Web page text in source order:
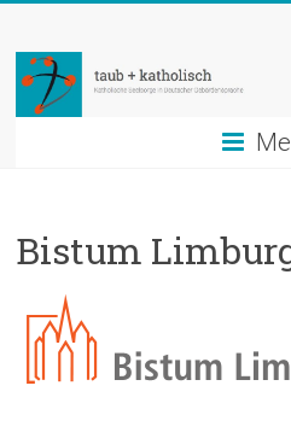
springen
taub
+
katholisch
in
Gebärdensprache
Bistum